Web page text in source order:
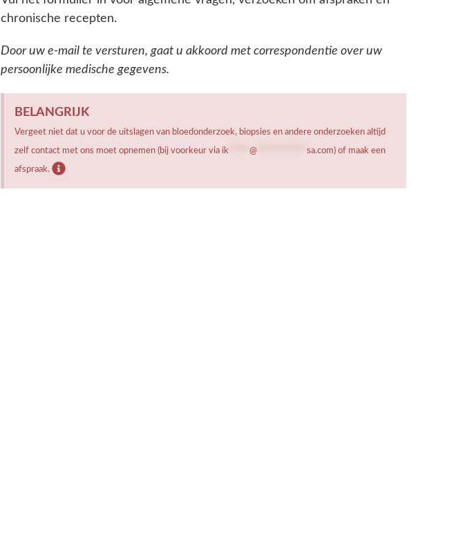
chronische recepten.
Door uw e-mail te versturen, gaat u akkoord met correspondentie over uw
persoonlijke medische gegevens.
BELANGRIJK
Vergeet niet dat u voor de uitslagen van bloedonderzoek, biopsies en andere onderzoeken altijd
zelf contact met ons moet opnemen (bij voorkeur via ik***** @************ sa.com) of maak een
afspraak.